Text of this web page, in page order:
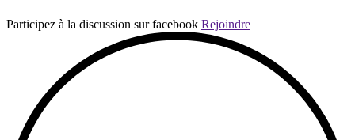
Participez à la discussion sur facebook Rejoindre